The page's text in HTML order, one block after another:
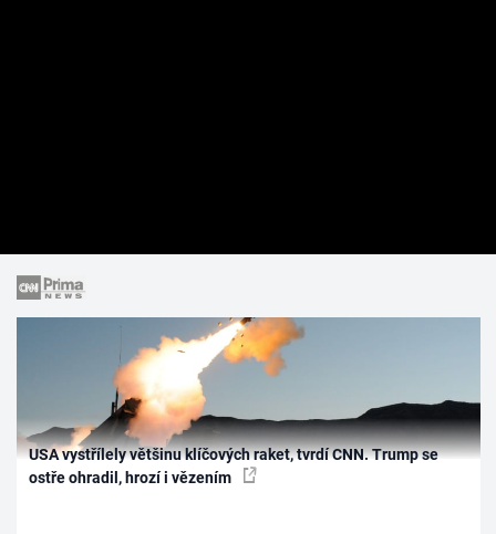
USA vystřílely většinu klíčových raket, tvrdí CNN. Trump se
ostře ohradil, hrozí i vězením